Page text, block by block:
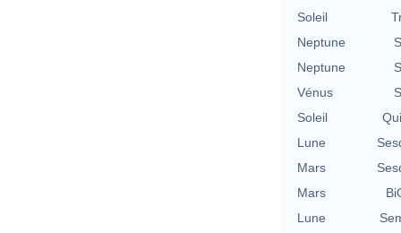
Soleil
Neptune
Neptune
Vénus
Soleil
Lune
Mars
Mars
Lune